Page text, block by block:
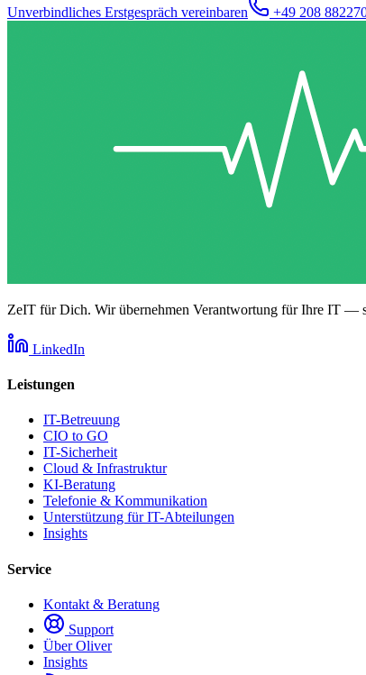
Unverbindliches Erstgespräch vereinbaren +49 208
ZeIT für Dich. Wir übernehmen Verantwortung für Ihre IT —
LinkedIn
Leistungen
IT-Betreuung
CIO to GO
IT-Sicherheit
Cloud & Infrastruktur
KI-Beratung
Telefonie & Kommunikation
Unterstützung für IT-Abteilungen
Insights
Service
Kontakt & Beratung
Support
Über Oliver
Insights